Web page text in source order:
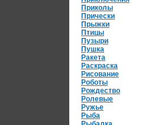
Приколы
Прически
Прыжки
Птицы
Пузыри
Пушка
Ракета
Раскраска
Рисование
Роботы
Рождество
Ролевые
Ружье
Рыба